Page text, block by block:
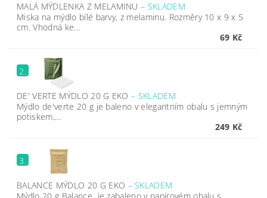
MALÁ MÝDLENKA Z MELAMINU– SKLADEM
Miska na mýdlo bílé barvy, z melaminu. Rozměry 10 x 9 x 5
cm. Vhodná ke...
69 Kč
2.
DE' VERTE MÝDLO 20 G EKO– SKLADEM
Mýdlo de'verte 20 g je baleno v elegantním obalu s jemným
potiskem,...
249 Kč
3.
BALANCE MÝDLO 20 G EKO –SKLADEM